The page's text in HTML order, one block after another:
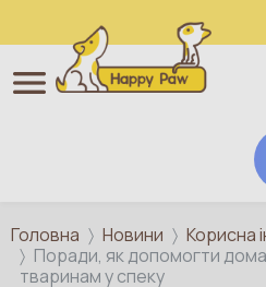
Головна Новини
Корисна
Поради, як допомогти
тваринам у спеку